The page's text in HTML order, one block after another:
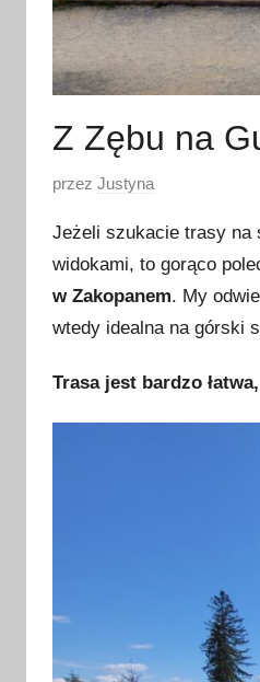
Z Zębu na
O
u
b
l
i
o
przez Justyna
Jeżeli szukacie trasy na
widokami, to gorąco
w Zakopanem. My
wtedy idealna na górski
Trasa jest bardzo